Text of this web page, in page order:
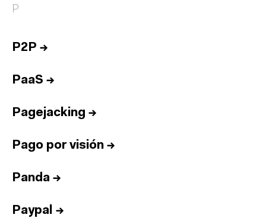
P
P2P →
PaaS →
Pagejacking →
Pago por visión →
Panda →
Paypal →